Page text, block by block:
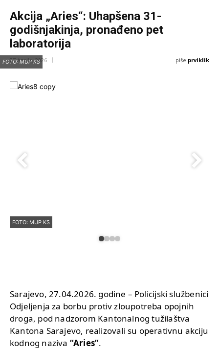
Akcija „Aries“: Uhapšena 31-
godišnjakinja, pronađeno pet
laboratorija
27 Aprila, 2026 piše:prviklik
FOTO: MUP KS
FOTO: MUP KS
Sarajevo, 27.04.2026. godine – Policijski službenici
Odjeljenja za borbu protiv zloupotreba opojnih
droga, pod nadzorom Kantonalnog tužilaštva
Kantona Sarajevo, realizovali su operativnu akciju
kodnog naziva “Aries”.